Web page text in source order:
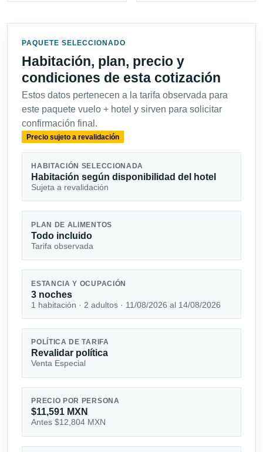
PAQUETE SELECCIONADO
Habitación, plan, precio y
condiciones de esta cotización
Estos datos pertenecen a la tarifa observada para
este paquete vuelo + hotel y sirven para solicitar
confirmación final.
Precio sujeto a revalidación
HABITACIÓN SELECCIONADA
Habitación según disponibilidad del hotel
Sujeta a revalidación
PLAN DE ALIMENTOS
Todo incluido
Tarifa observada
ESTANCIA Y OCUPACIÓN
3 noches
1 habitación · 2 adultos · 11/08/2026 al 14/08/2026
POLÍTICA DE TARIFA
Revalidar política
Venta Especial
PRECIO POR PERSONA
$11,591 MXN
Antes $12,804 MXN